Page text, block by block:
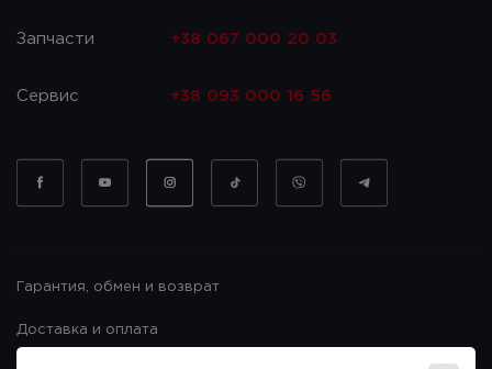
Запчасти +38 067 000 20 03
Сервис +38 093 000 16 56
Гарантия, обмен и возврат
Доставка и оплата